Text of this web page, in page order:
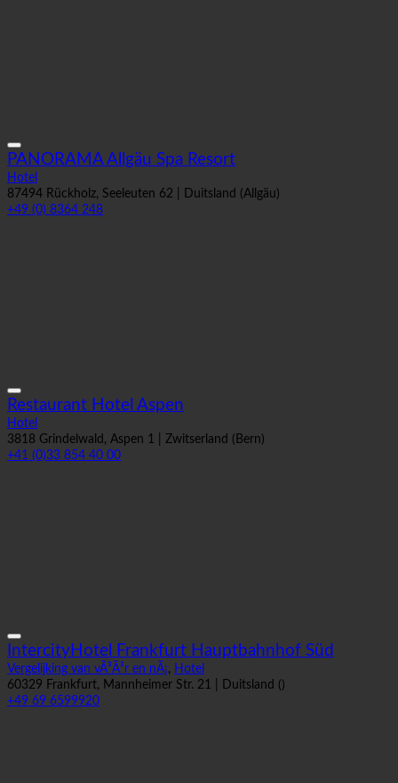
PANORAMA Allgäu Spa Resort
Hotel
87494 Rückholz, Seeleuten 62 | Duitsland (Allgäu)
Restaurant Hotel Aspen
Hotel
3818 Grindelwald, Aspen 1 | Zwitserland (Bern)
IntercityHotel Frankfurt Hauptbahnhof Süd
Vergelijking van vÃ³Ã³r en nÃ¡, Hotel
60329 Frankfurt, Mannheimer Str. 21 | Duitsland ()